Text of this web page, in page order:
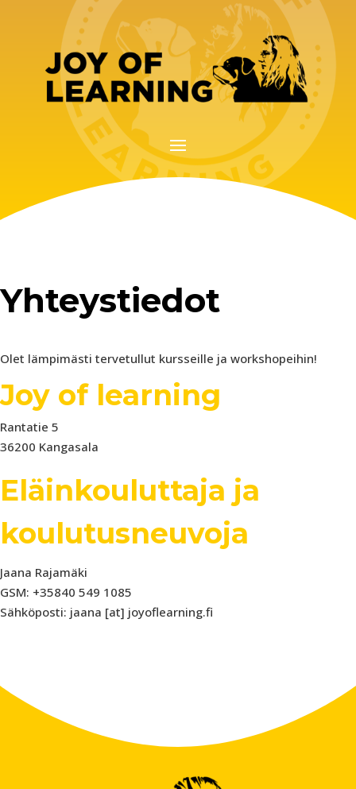
Yhteystiedot
Olet lämpimästi tervetullut kursseille ja workshopeihin!
Joy of learning
Rantatie 5
36200 Kangasala
Eläinkouluttaja ja
koulutusneuvoja
Jaana Rajamäki
GSM: +35840 549 1085
Sähköposti: jaana [at] joyoflearning.fi